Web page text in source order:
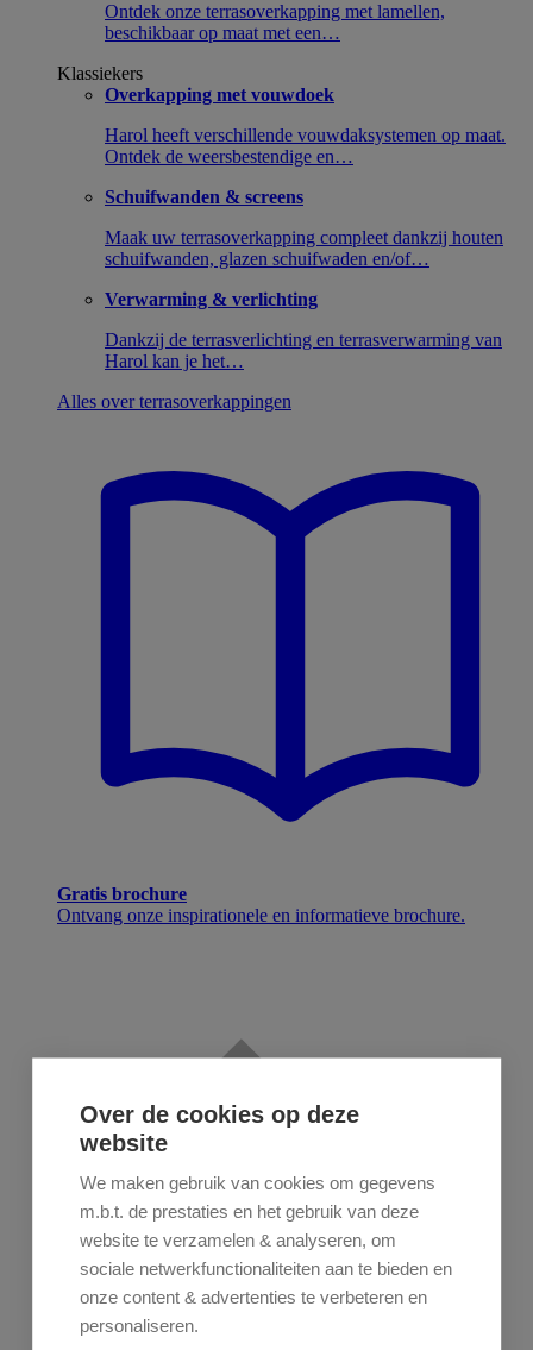
Over de cookies op deze
website
We maken gebruik van cookies om gegevens
m.b.t. de prestaties en het gebruik van deze
website te verzamelen & analyseren, om
sociale netwerkfunctionaliteiten aan te bieden en
onze content & advertenties te verbeteren en
personaliseren.
Ontdek onze terrasoverkapping met lamellen,
beschikbaar op maat met een…
Klassiekers
Overkapping met vouwdoek
Harol heeft verschillende vouwdaksystemen op maat.
Ontdek de weersbestendige en…
Schuifwanden & screens
Maak uw terrasoverkapping compleet dankzij houten
schuifwanden, glazen schuifwaden en/of…
Verwarming & verlichting
Dankzij de terrasverlichting en terrasverwarming van
Harol kan je het…
Alles over terrasoverkappingen
Gratis brochure
Ontvang onze inspirationele en informatieve brochure.